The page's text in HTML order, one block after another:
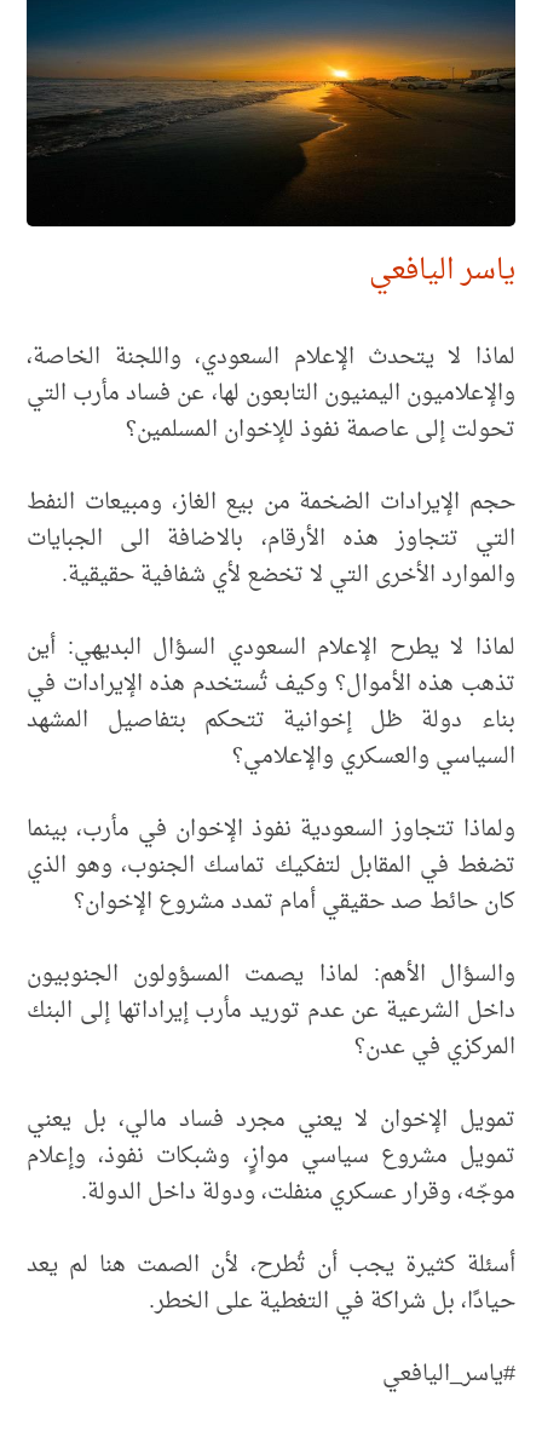
ياسر اليافعي
لماذا لا يتحدث الإعلام السعودي، واللجنة الخاصة،
والإعلاميون اليمنيون التابعون لها، عن فساد مأرب التي
تحولت إلى عاصمة نفوذ للإخوان المسلمين؟
حجم الإيرادات الضخمة من بيع الغاز، ومبيعات النفط
التي تتجاوز هذه الأرقام، بالاضافة الى الجبايات
والموارد الأخرى التي لا تخضع لأي شفافية حقيقية.
لماذا لا يطرح الإعلام السعودي السؤال البديهي: أين
تذهب هذه الأموال؟ وكيف تُستخدم هذه الإيرادات في
بناء دولة ظل إخوانية تتحكم بتفاصيل المشهد
السياسي والعسكري والإعلامي؟
ولماذا تتجاوز السعودية نفوذ الإخوان في مأرب، بينما
تضغط في المقابل لتفكيك تماسك الجنوب، وهو الذي
كان حائط صد حقيقي أمام تمدد مشروع الإخوان؟
والسؤال الأهم: لماذا يصمت المسؤولون الجنوبيون
داخل الشرعية عن عدم توريد مأرب إيراداتها إلى البنك
المركزي في عدن؟
تمويل الإخوان لا يعني مجرد فساد مالي، بل يعني
تمويل مشروع سياسي موازٍ، وشبكات نفوذ، وإعلام
موجّه، وقرار عسكري منفلت، ودولة داخل الدولة.
أسئلة كثيرة يجب أن تُطرح، لأن الصمت هنا لم يعد
حيادًا، بل شراكة في التغطية على الخطر.
#ياسر_اليافعي